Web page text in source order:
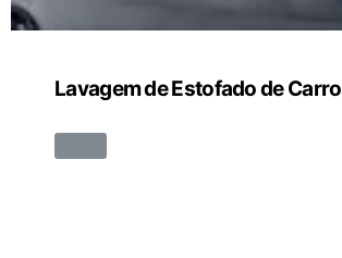
Lavagem de Estofado de Carro